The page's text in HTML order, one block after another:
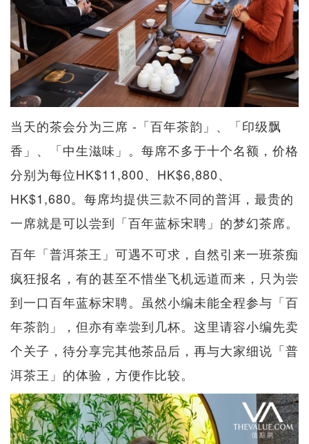
当天的茶会分为三席 -「百年茶韵」、「印级飘
香」、「中生滋味」。每席不多于十个名额，价格
分别为每位HK$11,800、HK$6,880、
HK$1,680。每席均提供三款不同的普洱，最贵的
一席就是可以尝到「百年蓝标宋聘」的梦幻茶席。
百年「普洱茶王」可遇不可求，自然引来一班茶痴
疯狂报名，有的甚至不惜坐飞机远道而来，只为尝
到一口百年蓝标宋聘。虽然小编未能全程参与「百
年茶韵」，但亦有幸尝到几杯。这里请容小编先卖
个关子，待分享完其他茶品后，再与大家细说「普
洱茶王」的体验，方便作比较。